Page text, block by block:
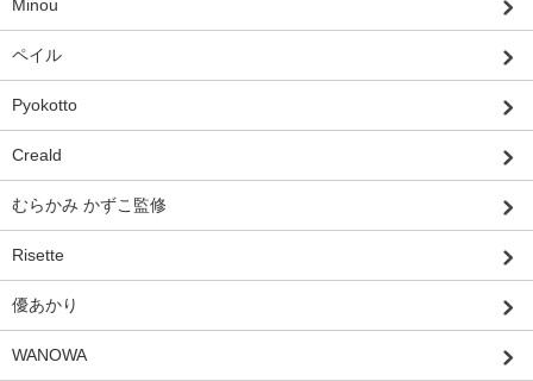
Minou
ペイル
Pyokotto
Creald
むらかみ かずこ監修
Risette
優あかり
WANOWA